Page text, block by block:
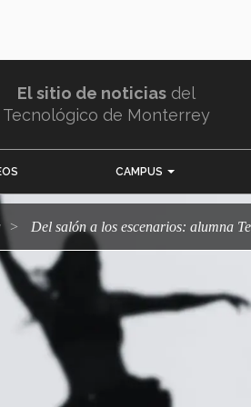
El sitio de noticias del
Tecnológico de Monterrey
CAMPUS
Del salón a los escenarios: alumna